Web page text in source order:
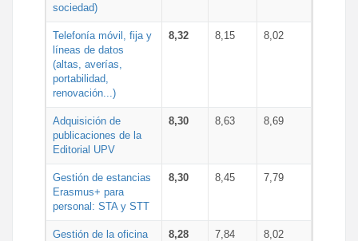
sociedad)
Telefonía móvil, fija y
líneas de datos
(altas, averías,
portabilidad,
renovación...)
8,32 8,15 8,02
Adquisición de
publicaciones de la
Editorial UPV
8,30 8,63 8,69
Gestión de estancias
Erasmus+ para
personal: STA y STT
8,30 8,45 7,79
Gestión de la oficina
8,28 7,84 8,02